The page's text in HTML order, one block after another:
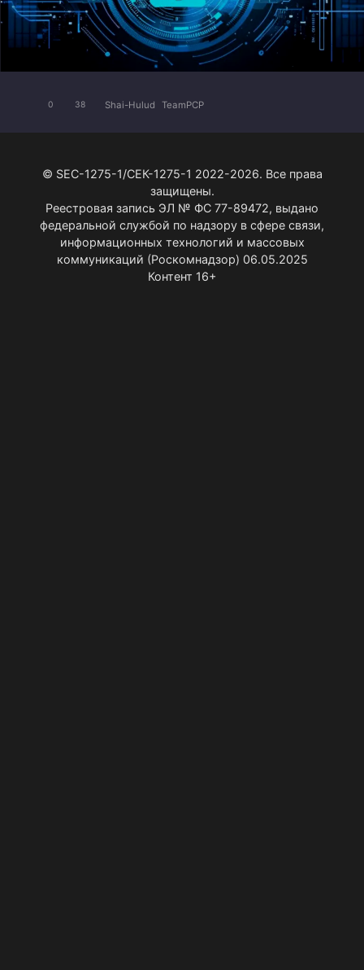
0 38 Shai-Hulud TeamPCP
© SEC-1275-1/СЕК-1275-1 2022-2026. Все права
защищены.
Реестровая запись ЭЛ № ФС 77-89472, выдано
федеральной службой по надзору в сфере связи,
информационных технологий и массовых
коммуникаций (Роскомнадзор) 06.05.2025
Контент 16+